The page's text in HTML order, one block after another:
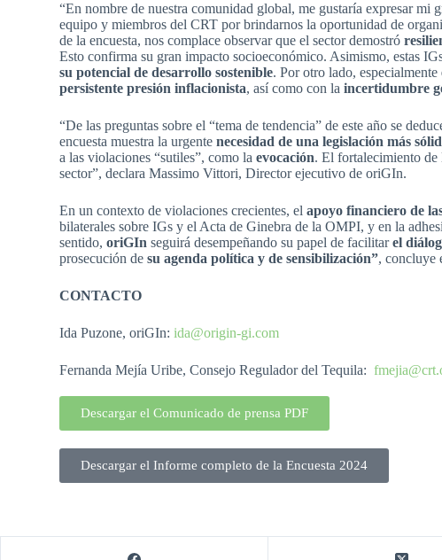
“En nombre de nuestra comunidad global, me gustaría expresar
equipo y miembros del CRT por brindarnos la oportunidad de
de la encuesta, nos complace observar que el sector demostró
Esto confirma su gran impacto socioeconómico. Asimismo, estas
su potencial de desarrollo sostenible. Por otro lado, especialmente
persistente presión inflacionista, así como con laincertidumbre
“De las preguntas sobre el “tema de tendencia” de este año se
encuesta muestra la urgentenecesidad de una legislación más
a las violaciones “sutiles”, como laevocación. El fortalecimiento
sector”, declara Massimo Vittori, Director ejecutivo de oriGIn.
En un contexto de violaciones crecientes, elapoyo financiero de
bilaterales sobre IGs y el Acta de Ginebra de la OMPI, y en la
sentido,oriGIn seguirá desempeñando su papel de facilitarel
prosecución desu agenda política y de sensibilización”, concluye
CONTACTO
Ida Puzone, oriGIn:ida@origin-gi.com
Fernanda Mejía Uribe, Consejo Regulador del Tequila:
Descargar el Comunicado de prensa PDF
Descargar el Informe completo de la Encuesta 2024